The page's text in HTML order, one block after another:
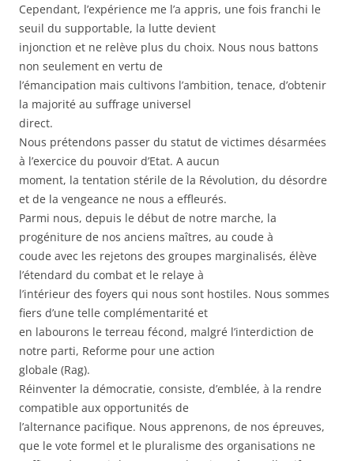
Cependant, l’expérience me l’a appris, une fois franchi le
seuil du supportable, la lutte devient
injonction et ne relève plus du choix. Nous nous battons
non seulement en vertu de
l’émancipation mais cultivons l’ambition, tenace, d’obtenir
la majorité au suffrage universel
direct.
Nous prétendons passer du statut de victimes désarmées
à l’exercice du pouvoir d’Etat. A aucun
moment, la tentation stérile de la Révolution, du désordre
et de la vengeance ne nous a effleurés.
Parmi nous, depuis le début de notre marche, la
progéniture de nos anciens maîtres, au coude à
coude avec les rejetons des groupes marginalisés, élève
l’étendard du combat et le relaye à
l’intérieur des foyers qui nous sont hostiles. Nous sommes
fiers d’une telle complémentarité et
en labourons le terreau fécond, malgré l’interdiction de
notre parti, Reforme pour une action
globale (Rag).
Réinventer la démocratie, consiste, d’emblée, à la rendre
compatible aux opportunités de
l’alternance pacifique. Nous apprenons, de nos épreuves,
que le vote formel et le pluralisme des organisations ne